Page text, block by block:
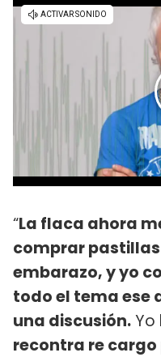
“La flaca ahora
comprar
embarazo, y yo
todo el tema ese
una discusión.Yo
recontra re cargo